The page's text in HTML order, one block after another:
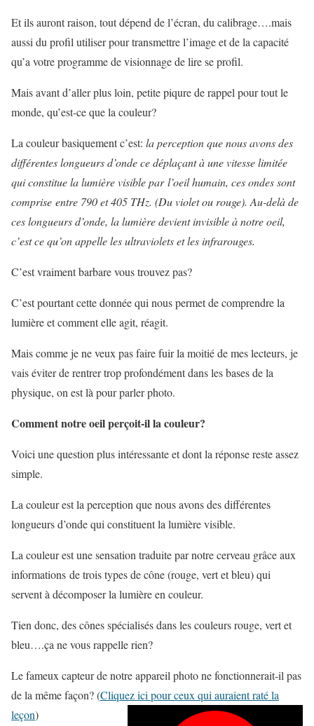
Et ils auront raison, tout dépend de l’écran, du calibrage….mais
aussi du profil utiliser pour transmettre l’image et de la capacité
qu’a votre programme de visionnage de lire se profil.
Mais avant d’aller plus loin, petite piqure de rappel pour tout le
monde, qu’est-ce que la couleur?
La couleur basiquement c’est: la perception que nous avons des
différentes longueurs d’onde ce déplaçant à une vitesse limitée
qui constitue la lumière visible par l’oeil humain, ces ondes sont
comprise entre 790 et 405 THz. (Du violet ou rouge). Au-delà de
ces longueurs d’onde, la lumière devient invisible à notre oeil,
c’est ce qu’on appelle les ultraviolets et les infrarouges.
C’est vraiment barbare vous trouvez pas?
C’est pourtant cette donnée qui nous permet de comprendre la
lumière et comment elle agit, réagit.
Mais comme je ne veux pas faire fuir la moitié de mes lecteurs, je
vais éviter de rentrer trop profondément dans les bases de la
physique, on est là pour parler photo.
Comment notre oeil perçoit-il la couleur?
Voici une question plus intéressante et dont la réponse reste assez
simple.
La couleur est la perception que nous avons des différentes
longueurs d’onde qui constituent la lumière visible.
La couleur est une sensation traduite par notre cerveau grâce aux
informations de trois types de cône (rouge, vertetbleu) qui
servent à décomposer la lumière en couleur.
Tien donc, des cônes spécialisés dans les couleurs rouge, vert et
bleu….ça ne vous rappelle rien?
Le fameux capteur de notre appareil photo ne fonctionnerait-il pas
de la même façon? (Cliquez ici pour ceux qui auraient raté la
leçon)